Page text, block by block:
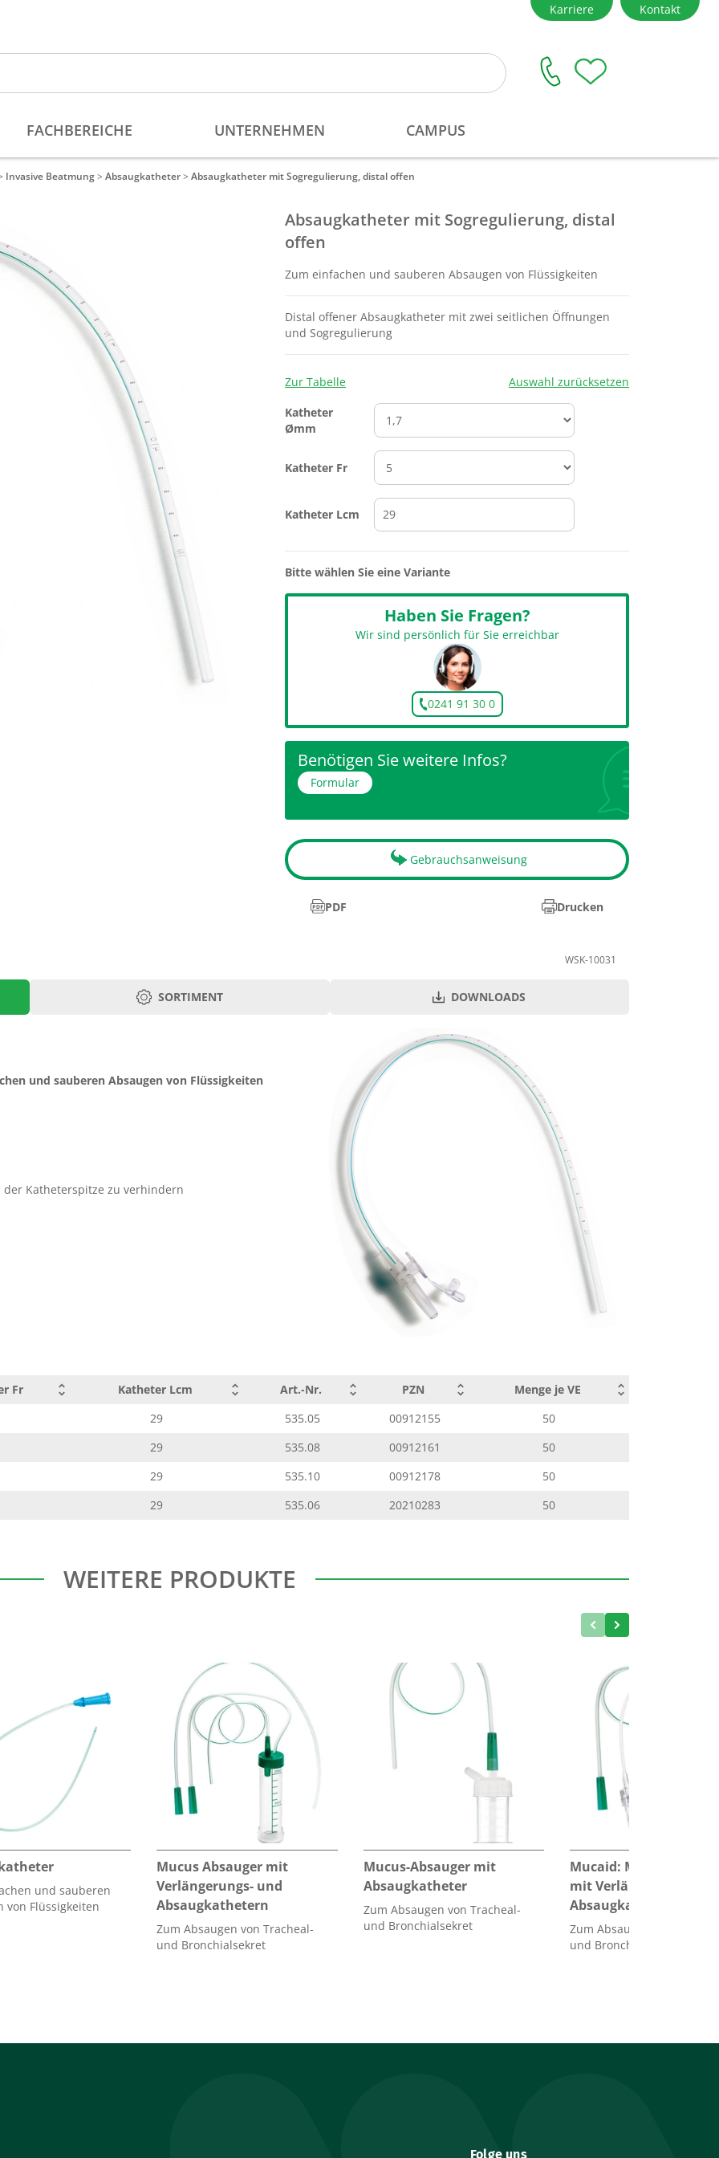
Invasive Beatmung> Absaugkatheter> Absaugkatheter mit Sogregulierung, distal offen
Absaugkatheter mit Sogregulierung, distal
offen
Zum einfachen und sauberen Absaugen von Flüssigkeiten
Distal offener Absaugkatheter mit zwei seitlichen Öffnungen
und Sogregulierung
Zur Tabelle
Auswahl zurücksetzen
Katheter
Ømm
Katheter Fr
Katheter Lcm
Bitte wählen Sie eine Variante
Haben Sie Fragen?
Wir sind persönlich für Sie erreichbar
0241 91 30 0
Benötigen Sie weitere Infos?
Formular
Gebrauchsanweisung
PDF Drucken
WSK-10031
SORTIMENT
PZN
DOWNLOADS
und sauberen Absaugen von Flüssigkeiten
Katheterspitze zu verhindern
Fr Katheter Lcm Art.-Nr. PZN
Menge je VE
29 535.05 00912155
50
29 535.08 00912161
50
29 535.10 00912178
50
29 535.06 20210283 50
WEITERE PRODUKTE
und sauberen
von Flüssigkeiten
Mucus Absauger mit
Verlängerungs- und
Absaugkathetern
Zum Absaugen von Tracheal-
und Bronchialsekret
Mucus-Absauger mit
Absaugkatheter
Zum Absaugen von Tracheal-
und Bronchialsekret
Mucaid: Mucus
mit Verlängerungs-
Absaugkatheter
Zum Absaugen von
und Bronchialsekret
Folge uns